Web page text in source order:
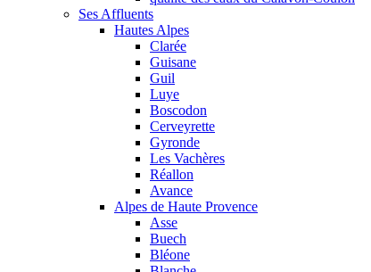
Ses Affluents
Hautes Alpes
Clarée
Guisane
Guil
Luye
Boscodon
Cerveyrette
Gyronde
Les Vachères
Réallon
Avance
Alpes de Haute Provence
Asse
Buech
Bléone